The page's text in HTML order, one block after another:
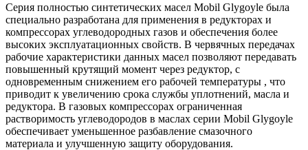
Серия полностью синтетических масел Mobil Glygoyle была
специально разработана для применения в редукторах и
компрессорах углеводородных газов и обеспечения более
высоких эксплуатационных свойств. В червячных передачах
рабочие характеристики данных масел позволяют передавать
повышенный крутящий момент через редуктор, с
одновременным снижением его рабочей температуры , что
приводит к увеличению срока службы уплотнений, масла и
редуктора. В газовых компрессорах ограниченная
растворимость углеводородов в маслах серии Mobil Glygoyle
обеспечивает уменьшенное разбавление смазочного
материала и улучшенную защиту оборудования.